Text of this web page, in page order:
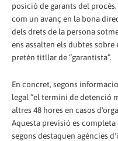
posició de garants del
com un avanç en la bona
dels drets de la persona
ens assalten els dubtes
pretén titllar de “garantista”.
En concret, segons
legal “el termini de detenció
altres 48 hores en casos
Aquesta previsió es
segons destaquen agències